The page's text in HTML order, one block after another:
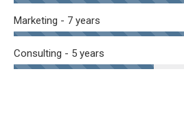
Marketing - 7 years
Consulting - 5 years